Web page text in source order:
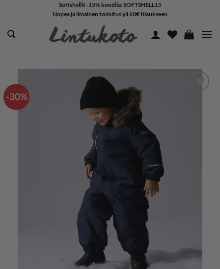
content
Softshellit -15% koodila: SOFTSHELL15
Nopea ja ilmainen toimitus yli 60€ tilaukseen
-30%